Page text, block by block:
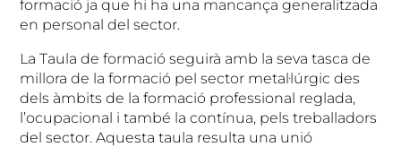
formació ja que hi ha una mancança generalitzada
en personal del sector.
La Taula de formació seguirà amb la seva tasca de
millora de la formació pel sector metal·lúrgic des
dels àmbits de la formació professional reglada,
l’ocupacional i també la contínua, pels treballadors
del sector. Aquesta taula resulta una unió